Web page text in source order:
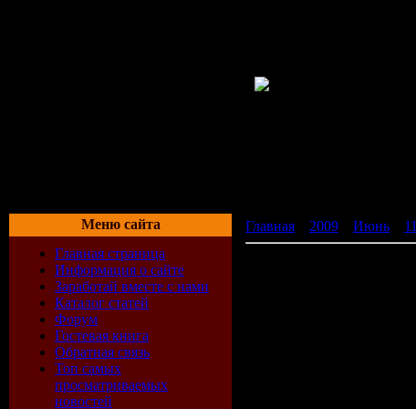
Меню сайта
Главная страница
Информация о сайте
Заработай вместе с нами
Каталог статей
Форум
Гостевая книга
Обратная связь
Топ самых
просматриваемых
новостей
Главная 2009 Июнь 11